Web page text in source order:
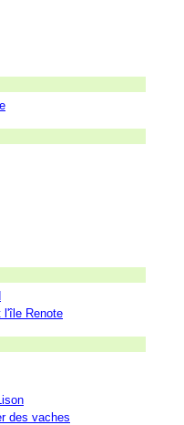
l'île Renote
des vaches